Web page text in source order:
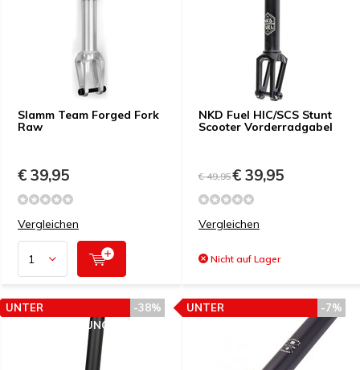
Slamm Team Forged Fork
Raw
€ 39,95
Vergleichen
NKD Fuel HIC/SCS Stunt
Scooter Vorderradgabel
€ 49,95€ 39,95
Vergleichen
Nicht auf Lager
-38%
UNTER
PREISEMPFEHLUNG
-7%
UNTER